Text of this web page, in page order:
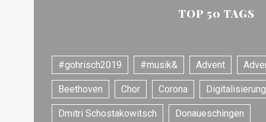
TOP 50 TAGS
#gohrisch2019 #musik& Advent
Beethoven Chor Corona Digitalisierung
Dmitri Schostakowitsch Donaueschingen